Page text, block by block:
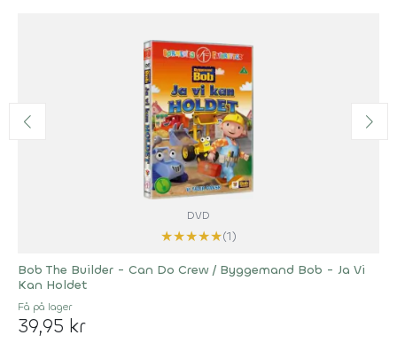
DVD
★★★★★(1)
Bob The Builder - Can Do Crew / Byggemand Bob - Ja Vi
Kan Holdet
Få på lager
39,95 kr